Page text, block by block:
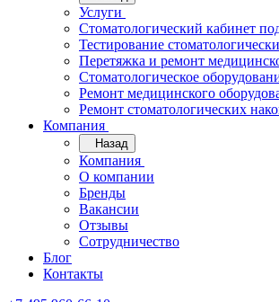
Услуги
Стоматологический кабинет
Тестирование
Перетяжка и ремонт
Стоматологическое
Ремонт медицинского
Ремонт стоматологических
Компания
Назад
Компания
О компании
Бренды
Вакансии
Отзывы
Сотрудничество
Блог
Контакты